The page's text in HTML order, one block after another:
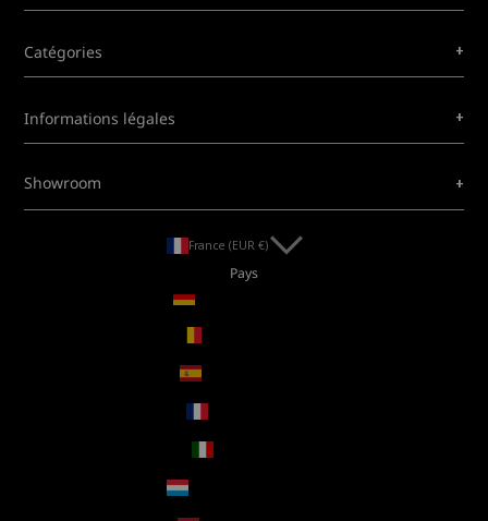
Catégories +
Informations légales +
Showroom +
France (EUR €)
Pays